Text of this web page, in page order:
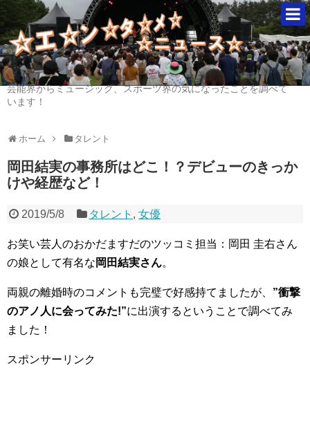
芸能界からミュージック、スポーツ界の気になったことを調べて
います！
ホーム タレント
岡田結実の事務所はどこ！？デビューのきっか
けや経歴など！
2019/5/8 タレント ,女優
お笑い芸人のおかだますだのツッコミ担当：岡田 圭右さん
の娘として有名な 岡田結実さん。
両親の離婚時のコメントも完璧で好感持てましたが、 ”衝撃
のアノ人に会ってみた!”に出演するということで調べてみ
ました！
スポンサーリンク